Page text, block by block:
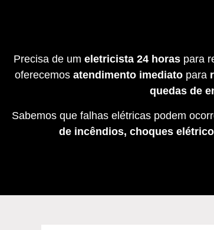
Precisa de um eletricista 24 horaspara
oferecemos atendimento imediatopara
quedas de
Sabemos que falhas elétricas podem
de incêndios, choques